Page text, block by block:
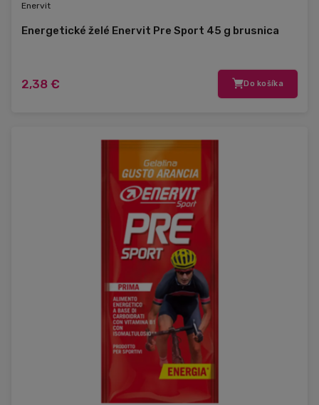
Enervit
Energetické želé Enervit Pre Sport 45 g brusnica
2,38 € Do košíka